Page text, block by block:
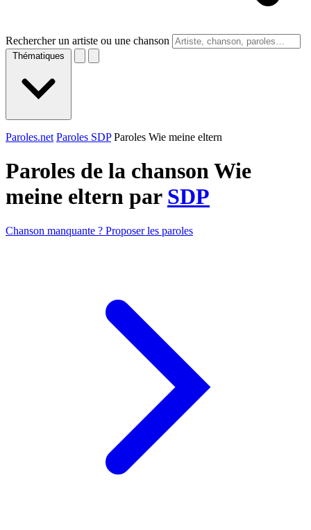
Rechercher un artiste ou une chanson
Thématiques
Paroles.net Paroles SDP Paroles Wie meine eltern
Paroles de la chanson Wie
meine eltern par SDP
Chanson manquante ? Proposer les paroles